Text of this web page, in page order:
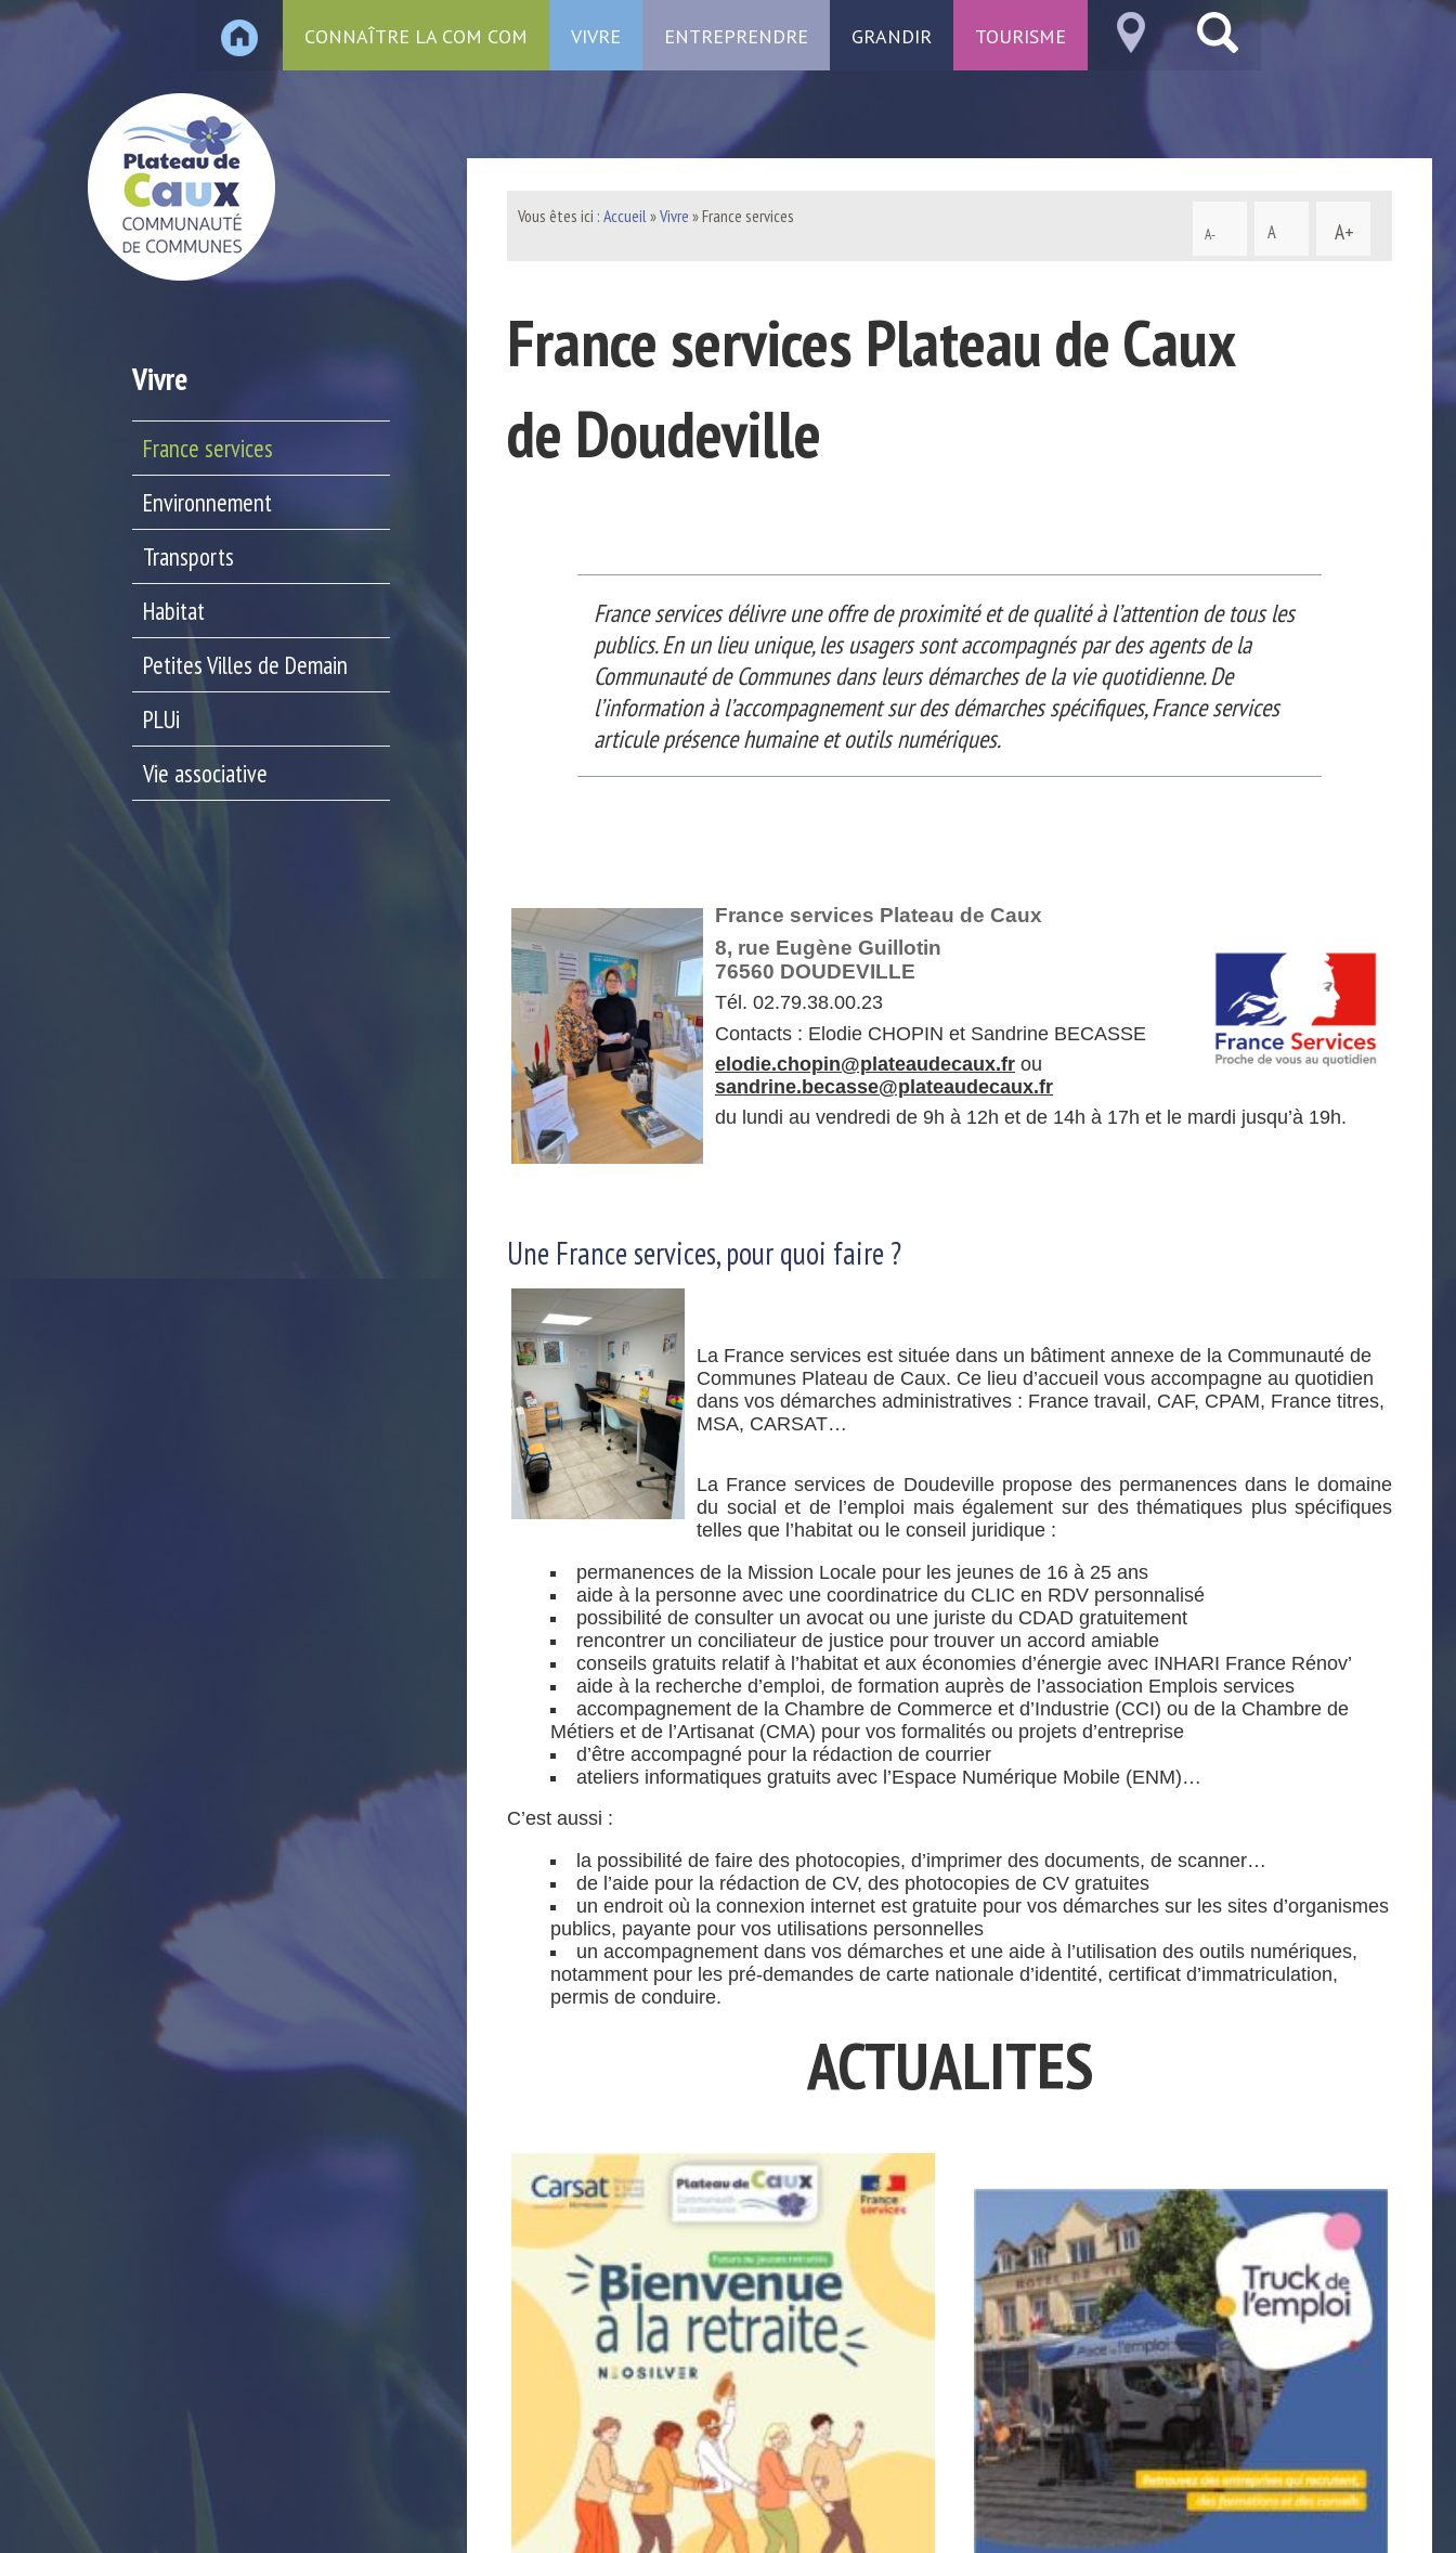
CONNAÎTRE LA COM COM VIVRE ENTREPRENDRE GRANDIR TOURISME
Vivre
France services
Environnement
Transports
Habitat
Petites Villes de Demain
PLUi
Vie associative
Vous êtes ici : Accueil»Vivre »France services
A+
A
A-
France services Plateau de Caux
de Doudeville
France services délivre une offre de proximité et de qualité à l’attention de tous les
publics. En un lieu unique, les usagers sont accompagnés par des agents de la
Communauté de Communes dans leurs démarches de la vie quotidienne. De
l’information à l’accompagnement sur des démarches spécifiques, France services
articule présence humaine et outils numériques.
France services Plateau de Caux
8, rue Eugène Guillotin
76560 DOUDEVILLE
Tél. 02.79.38.00.23
Contacts : Elodie CHOPIN et Sandrine BECASSE
elodie.chopin@plateaudecaux.fr ou
sandrine.becasse@plateaudecaux.fr
du lundi au vendredi de 9h à 12h et de 14h à 17h et le mardi jusqu’à 19h.
Une France services, pour quoi faire ?
La France services est située dans un bâtiment annexe de la Communauté de
Communes Plateau de Caux. Ce lieu d’accueil vous accompagne au quotidien
dans vos démarches administratives : France travail, CAF, CPAM, France titres,
MSA, CARSAT…
La France services de Doudeville propose des permanences dans le domaine
du social et de l’emploi mais également sur des thématiques plus spécifiques
telles que l’habitat ou le conseil juridique :
permanences de la Mission Locale pour les jeunes de 16 à 25 ans
aide à la personne avec une coordinatrice du CLIC en RDV personnalisé
possibilité de consulter un avocat ou une juriste du CDAD gratuitement
rencontrer un conciliateur de justice pour trouver un accord amiable
conseils gratuits relatif à l’habitat et aux économies d’énergie avec INHARI France Rénov’
aide à la recherche d’emploi, de formation auprès de l’association Emplois services
accompagnement de la Chambre de Commerce et d’Industrie (CCI) ou de la Chambre de
Métiers et de l’Artisanat (CMA) pour vos formalités ou projets d’entreprise
d’être accompagné pour la rédaction de courrier
ateliers informatiques gratuits avec l’Espace Numérique Mobile (ENM)…
C’est aussi :
la possibilité de faire des photocopies, d’imprimer des documents, de scanner…
de l’aide pour la rédaction de CV, des photocopies de CV gratuites
un endroit où la connexion internet est gratuite pour vos démarches sur les sites d’organismes
publics, payante pour vos utilisations personnelles
un accompagnement dans vos démarches et une aide à l’utilisation des outils numériques,
notamment pour les pré-demandes de carte nationale d’identité, certificat d’immatriculation,
permis de conduire.
ACTUALITES